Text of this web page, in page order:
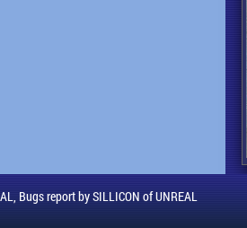
Bugs report by SILLICON of UNREAL